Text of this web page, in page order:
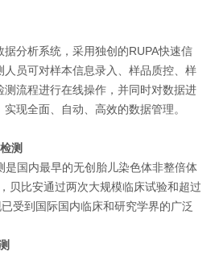
分析系统，采用独创的RUPA快速信
员可对样本信息录入、样品质控、样
流程进行在线操作，并同时对数据进
现全面、自动、高效的数据管理。
测
国内最早的无创胎儿染色体非整倍体
贝比安通过两次大规模临床试验和超过
受到国际国内临床和研究学界的广泛